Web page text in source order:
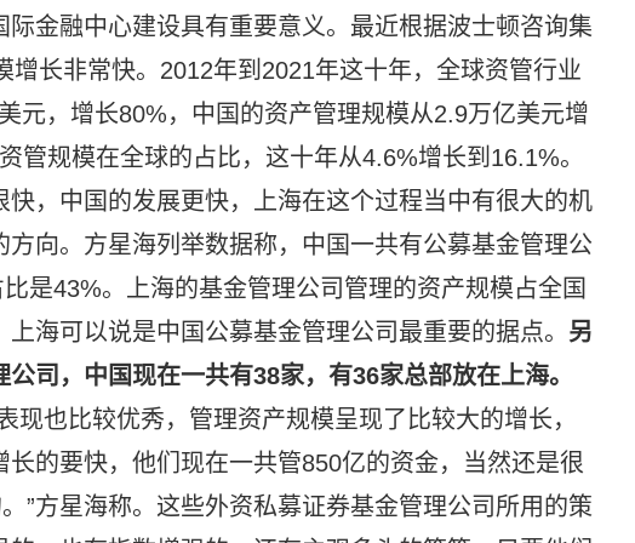
金融中心建设具有重要意义。最近根据波士顿咨询集
增长非常快。2012年到2021年这十年，全球资管行业
元，增长80%，中国的资产管理规模从2.9万亿美元增
管规模在全球的占比，这十年从4.6%增长到16.1%。
，中国的发展更快，上海在这个过程当中有很大的机
向。方星海列举数据称，中国一共有公募基金管理公
是43%。上海的基金管理公司管理的资产规模占全国
海可以说是中国公募基金管理公司最重要的据点。 另
司，中国现在一共有38家，有36家总部放在上海。
现也比较优秀，管理资产规模呈现了比较大的增长，
的要快，他们现在一共管850亿的资金，当然还是很
”方星海称。这些外资私募证券基金管理公司所用的策